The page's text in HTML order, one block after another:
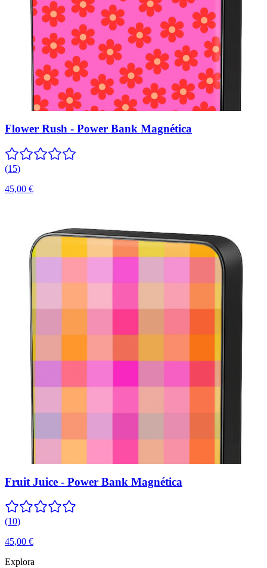
Flower Rush - Power Bank Magnética
(15)
45,00 €
Fruit Juice - Power Bank Magnética
(10)
45,00 €
Explora